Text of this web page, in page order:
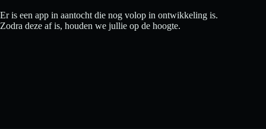
Er is een app in aantocht die nog volop in ontwikkeling is.
Zodra deze af is, houden we jullie op de hoogte.